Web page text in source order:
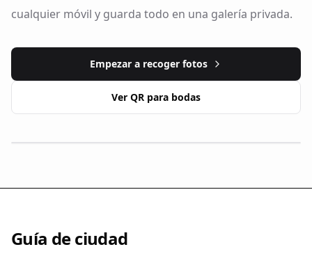
cualquier móvil y guarda todo en una galería privada.
Empezar a recoger fotos
Ver QR para bodas
Guía de ciudad